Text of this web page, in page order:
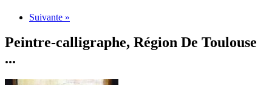
Suivante »
Peintre-calligraphe, Région De Toulouse
...